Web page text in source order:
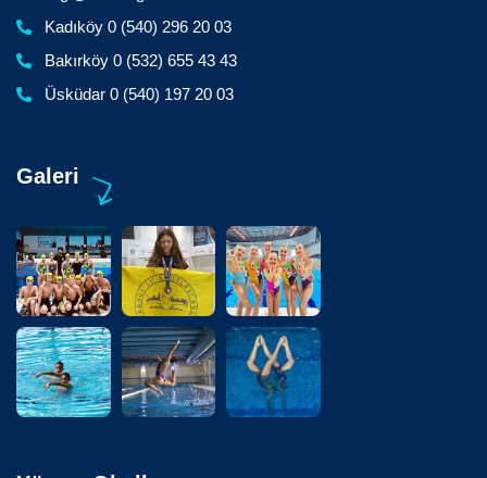
Kadıköy 0 (540) 296 20 03
Bakırköy 0 (532) 655 43 43
Üsküdar 0 (540) 197 20 03
Galeri